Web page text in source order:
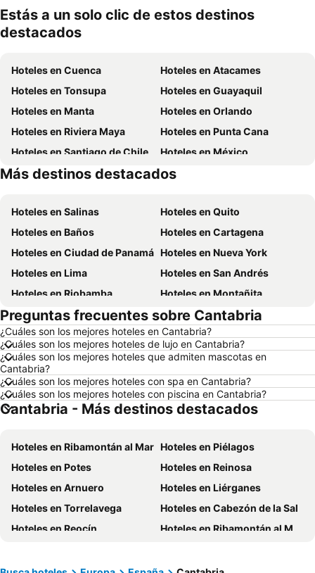
mascotas
Estás a un solo clic de estos destinos
destacados
Hoteles en Cuenca
Hoteles en Atacames
Hoteles en Tonsupa
Hoteles en Guayaquil
Hoteles en Manta
Hoteles en Orlando
Hoteles en Riviera Maya
Hoteles en Punta Cana
Hoteles en Santiago de Chile
Hoteles en México
Hoteles en Chicago
Hoteles en Panamá
Más destinos destacados
Hoteles en Salinas
Hoteles en Quito
Hoteles en Baños
Hoteles en Cartagena
Hoteles en Ciudad de Panamá Hoteles en Nueva York
Hoteles en Lima
Hoteles en San Andrés
Hoteles en Riobamba
Hoteles en Montañita
Hoteles en Puerto López
Hoteles en Pedernales
Hoteles en Miami
Hoteles en Roma
Hoteles en Ambato
Hoteles en Cojimies
Hoteles en Lisboa
Hoteles en Zorritos
Hoteles en Oporto
Hoteles en Ecuador
Hoteles en Galápagos
Hoteles en Esmeraldas
Hoteles en Colombia
Hoteles en Noruega
Preguntas frecuentes sobre Cantabria
¿Cuáles son los mejores hoteles en Cantabria?
¿Cuáles son los mejores hoteles de lujo en Cantabria?
¿Cuáles son los mejores hoteles que admiten mascotas en
Cantabria?
¿Cuáles son los mejores hoteles con spa en Cantabria?
¿Cuáles son los mejores hoteles con piscina en Cantabria?
Cantabria - Más destinos destacados
Hoteles en Ribamontán al Mar Hoteles en Piélagos
Hoteles en Potes
Hoteles en Reinosa
Hoteles en Arnuero
Hoteles en Liérganes
Hoteles en Torrelavega
Hoteles en Cabezón de la Sal
Hoteles en Reocín
Hoteles en Ribamontán al Monte
Hoteles en Miengo
Hoteles en Riotuerto